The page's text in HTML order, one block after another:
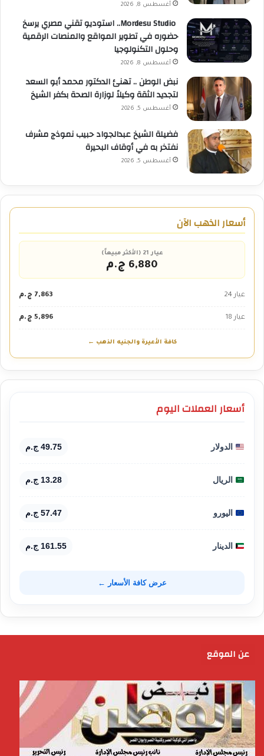
أغسطس 8, 2026
Mordesu Studio.. استوديو تقني مصري يرسخ
حضوره في تطوير المواقع والمنصات الرقمية
وحلول التكنولوجيا
أغسطس 8, 2026
نبض الوطن .. تهنئ الدكتور محمد أبو السعد
لتجديد الثقة وكيلاً لوزارة الصحة بكفر الشيخ
أغسطس 5, 2026
فضيلة الشيخ عبدالجواد حبيب نموذج مشرف
نفتخر به في أوقاف البحيرة
أغسطس 5, 2026
أسعار الذهب الآن
عيار 21 (الأكثر مبيعاً)
6,880 ج.م
عيار 24 7,863 ج.م
عيار 18 5,896 ج.م
كافة الأعيرة والجنيه الذهب ←
أسعار العملات اليوم
الدولار 49.75 ج.م
الريال 13.28 ج.م
اليورو 57.47 ج.م
الدينار 161.55 ج.م
عرض كافة الأسعار ←
عن الموقع